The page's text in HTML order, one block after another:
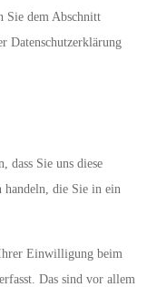
Sie dem Abschnitt
Datenschutzerklärung
dass Sie uns diese
handeln, die Sie in ein
Einwilligung beim
Das sind vor allem